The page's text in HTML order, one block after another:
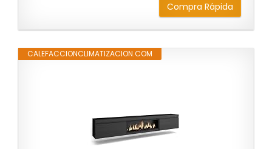
Compra Rápida
CALEFACCIONCLIMATIZACION.COM